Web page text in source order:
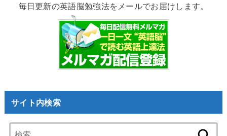
毎日更新の英語脳勉強法をメールでお届けします。
サイト内検索